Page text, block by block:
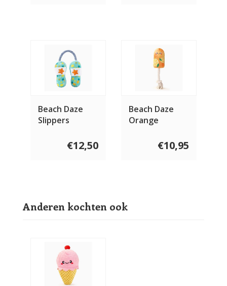
Beach Daze
Slippers
€12,50
Beach Daze
Orange
€10,95
Anderen kochten ook